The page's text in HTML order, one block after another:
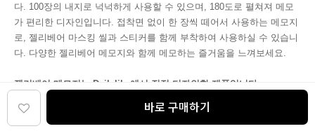
바로 구매하기
다. 100장의 내지로 넉넉하게 사용할 수 있으며, 180도로 펼쳐져 메모
가 편리한 디자인입니다. 접착면 없이 한 장씩 떼어서 사용하는 메모지
로, 젤리베어 마스킹 씰과 스티커를 함께 부착하여 사용하실 수 있습니
다. 다양한 젤리베어 메모지와 함께 메모하는 즐거움을 느껴보세요.
젤리베어 메모지는 Dailylike에서 직접 디자인한 제품입니다.
제품 디자인 및 사진에 대한 지적 재산권은 모두 dailylike에 있으니, 무
단 도용을 삼가주세요.